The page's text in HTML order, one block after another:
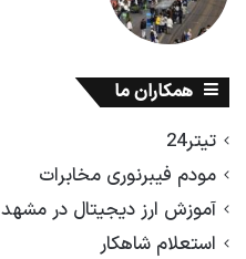
همکاران ما
تیتر24
مودم فیبرنوری مخابرات
آموزش ارز دیجیتال در مشهد
استعلام شاهکار